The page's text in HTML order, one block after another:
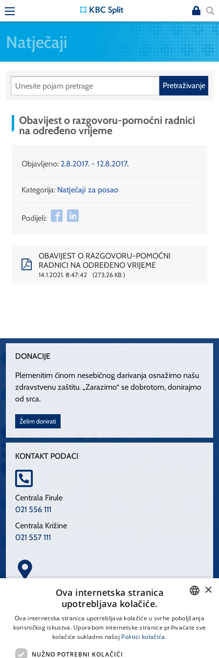
Natječaji
Pretraživanje
Obavijest o razgovoru-pomoćni radnici
na određeno vrijeme
Objavljeno: 2.8.2017. - 12.8.2017.
Kategorija: Natječaji za posao
Podijeli:
OBAVIJEST O RAZGOVORU-POMOĆNI
RADNICI NA ODREĐENO VRIJEME
14.1.2021. 8:47:42 273,26 KB
DONACIJE
Plemenitim činom nesebičnog darivanja osnažimo našu
zdravstvenu zaštitu. „Zarazimo“ se dobrotom, donirajmo
od srca.
Želim donirati
KONTAKT PODACI
Centrala Firule
021 556 111
Centrala Križine
021 557 111
Spinčićeva 1, 21000 Split
CROATIAN
×
Ova internetska stranica
upotrebljava kolačiće.
Ova internetska stranica upotrebljava kolačiće u svrhe poboljšanja
korisničkog iskustva. Uporabom internetske stranice prihvaćate sve
kolačiće sukladno našoj Politici kolačića.
NUŽNO POTREBNI KOLAČIĆI